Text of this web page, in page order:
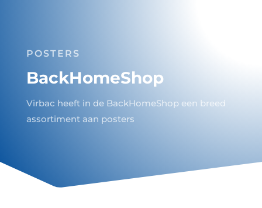
POSTERS
BackHomeShop
Virbac heeft in de BackHomeShop een breed
assortiment aan posters